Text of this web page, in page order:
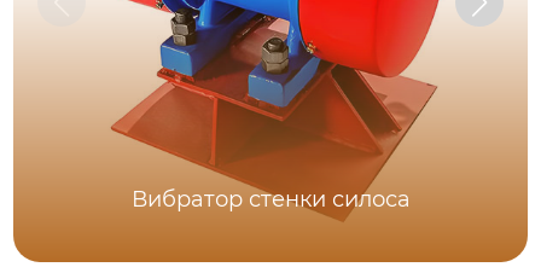
Вибратор стенки силоса